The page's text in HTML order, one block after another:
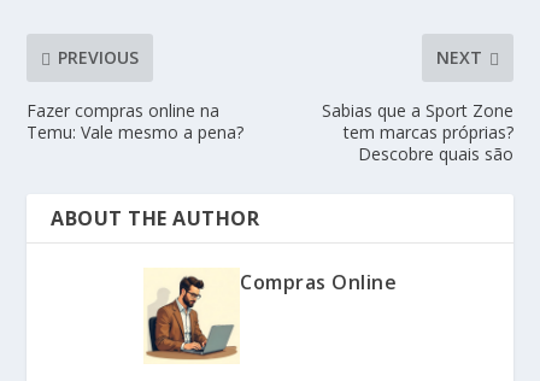
PREVIOUS
Fazer compras online na
Temu: Vale mesmo a pena?
NEXT
Sabias que a Sport Zone
tem marcas próprias?
Descobre quais são
ABOUT THE AUTHOR
Compras Online